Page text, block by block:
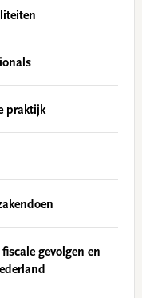
praktijk
gevolgen en